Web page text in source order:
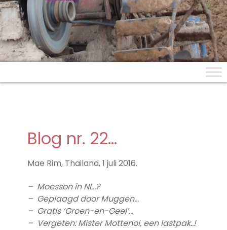
Blog nr. 22…
Mae Rim, Thailand, 1 juli 2016.
– Moesson in NL..?
– Geplaagd door Muggen…
– Gratis ‘Groen-en-Geel’…
– Vergeten: Mister Mottenoi, een lastpak..!